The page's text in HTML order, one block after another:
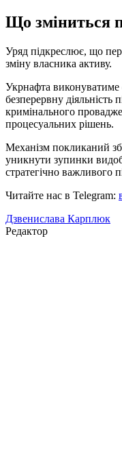
Що зміниться
Уряд підкреслює, що
зміну власника активу.
Укрнафта виконуватиме
безперервну діяльність
кримінального
процесуальних рішень.
Механізм покликаний
уникнути зупинки
стратегічно важливого
Читайте нас в Telegram:
Дзвенислава Карплюк
Редактор